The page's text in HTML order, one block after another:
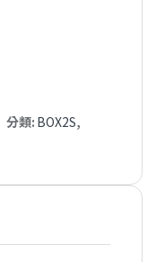
分類: BOX2S,